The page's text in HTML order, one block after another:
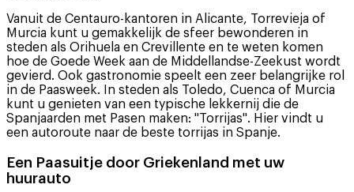
Vanuit de Centauro-kantoren in Alicante, Torrevieja of
Murcia kunt u gemakkelijk de sfeer bewonderen in
steden als Orihuela en Crevillente en te weten komen
hoe de Goede Week aan de Middellandse-Zeekust wordt
gevierd. Ook gastronomie speelt een zeer belangrijke rol
in de Paasweek. In steden als Toledo, Cuenca of Murcia
kunt u genieten van een typische lekkernij die de
Spanjaarden met Pasen maken: "Torrijas". Hier vindt u
een autoroute naar de beste torrijas in Spanje.
Een Paasuitje door Griekenland met uw
huurauto